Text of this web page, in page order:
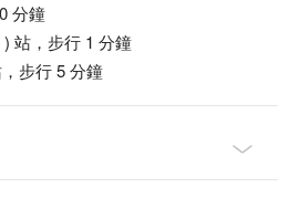
分鐘
站，步行 1 分鐘
步行 5 分鐘